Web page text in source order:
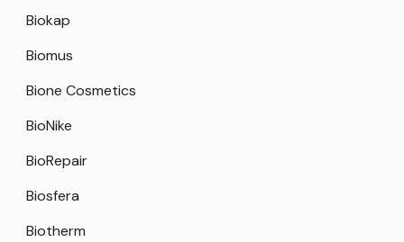
Biokap
Biomus
Bione Cosmetics
BioNike
BioRepair
Biosfera
Biotherm